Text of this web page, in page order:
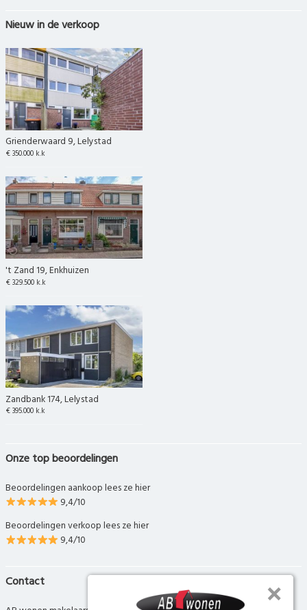
Nieuw in de verkoop
Grienderwaard 9, Lelystad
€ 350.000 k.k
't Zand 19, Enkhuizen
€ 329.500 k.k
Zandbank 174, Lelystad
€ 395.000 k.k
Onze top beoordelingen
Beoordelingen aankoop lees ze hier
9,4/10
Beoordelingen verkoop lees ze hier
9,4/10
Contact